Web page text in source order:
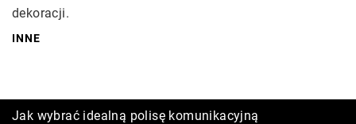
dekoracji.
INNE
Jakie są różnice między maszynką rotacyjną a
Jak wybrać idealną polisę komunikacyjną
Jakie są najnowsze technologie w utylizacji